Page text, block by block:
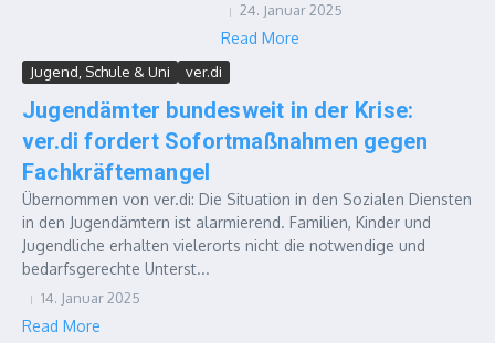
24. Januar 2025
Read More
Jugend, Schule & Uni ver.di
Jugendämter bundesweit in der Krise:
ver.di fordert Sofortmaßnahmen gegen
Fachkräftemangel
Übernommen von ver.di: Die Situation in den Sozialen Diensten
in den Jugendämtern ist alarmierend. Familien, Kinder und
Jugendliche erhalten vielerorts nicht die notwendige und
bedarfsgerechte Unterst...
14. Januar 2025
Read More